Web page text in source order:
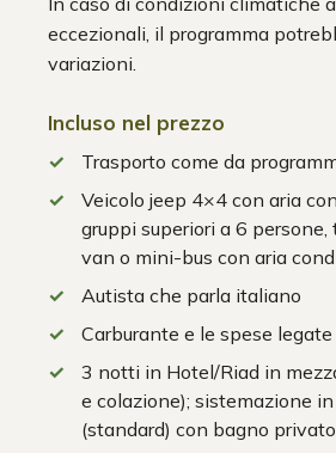
eccezionali, il programma
variazioni.
Incluso nel prezzo
Trasporto come da
Veicolo jeep 4×4 con aria
gruppi superiori a 6
van o mini-bus con aria
Autista che parla italiano
Carburante e le spese
3 notti in Hotel/Riad in
e colazione); sistemazione
(standard) con bagno privato